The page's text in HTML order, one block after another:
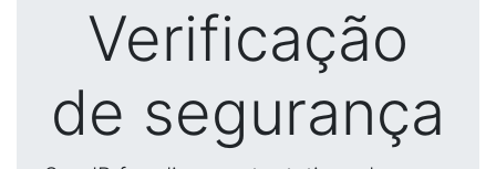
Verificação
de segurança